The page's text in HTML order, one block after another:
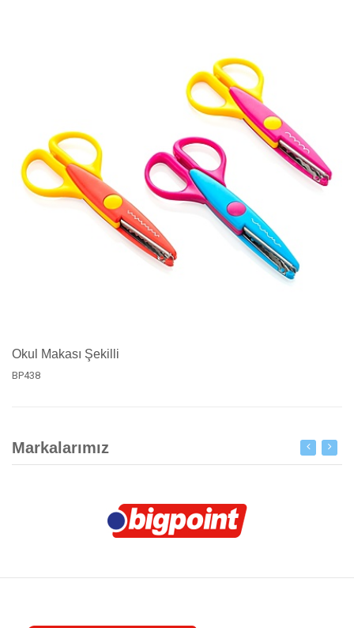
Okul Makası Şekilli
BP438
Markalarımız